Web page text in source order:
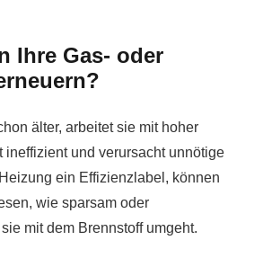
Ihre Gas- oder
älter, arbeitet sie mit hoher
ineffizient und verursacht unnötige
ein Effizienzlabel, können
wie sparsam oder
mit dem Brennstoff umgeht.